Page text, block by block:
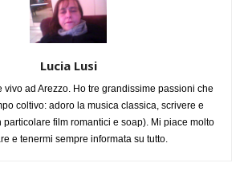
Lucia Lusi
vivo ad Arezzo. Ho tre grandissime passioni che
coltivo: adoro la musica classica, scrivere e
particolare film romantici e soap). Mi piace molto
e tenermi sempre informata su tutto.